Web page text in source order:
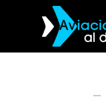
SEARCH FOR: